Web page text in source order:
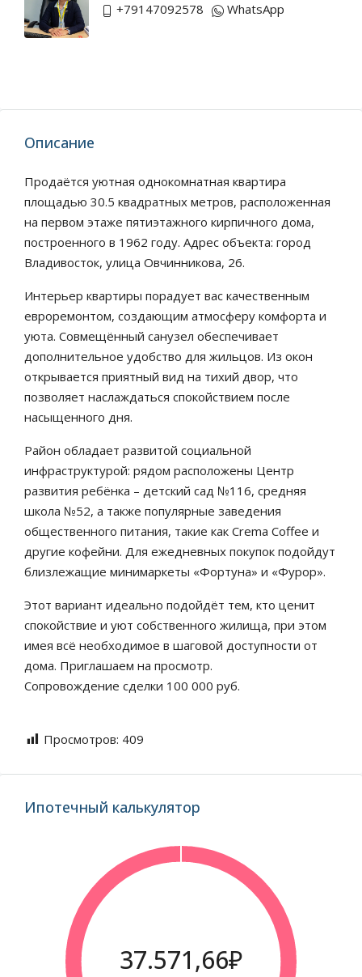
+79147092578
WhatsApp
Описание
Продаётся уютная однокомнатная квартира
площадью 30.5 квадратных метров, расположенная
на первом этаже пятиэтажного кирпичного дома,
построенного в 1962 году. Адрес объекта: город
Владивосток, улица Овчинникова, 26.
Интерьер квартиры порадует вас качественным
евроремонтом, создающим атмосферу комфорта и
уюта. Совмещённый санузел обеспечивает
дополнительное удобство для жильцов. Из окон
открывается приятный вид на тихий двор, что
позволяет наслаждаться спокойствием после
насыщенного дня.
Район обладает развитой социальной
инфраструктурой: рядом расположены Центр
развития ребёнка – детский сад №116, средняя
школа №52, а также популярные заведения
общественного питания, такие как Crema Coffee и
другие кофейни. Для ежедневных покупок подойдут
близлежащие минимаркеты «Фортуна» и «Фурор».
Этот вариант идеально подойдёт тем, кто ценит
спокойствие и уют собственного жилища, при этом
имея всё необходимое в шаговой доступности от
дома. Приглашаем на просмотр.
Сопровождение сделки 100 000 руб.
Просмотров: 409
Ипотечный калькулятор
37.571,66₽